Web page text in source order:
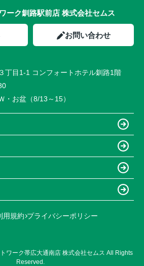
ーク釧路駅前店 株式会社セムス
お問い合わせ
丁目1-1 コンフォートホテル釧路1階
・お盆（8/13～15）
用規約 プライバシーポリシー
ワーク帯広大通南店 株式会社セムス All Rights
Reserved.